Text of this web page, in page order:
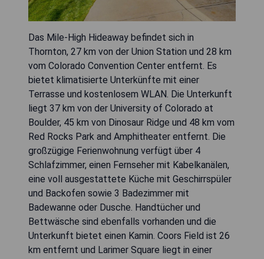
Das Mile-High Hideaway befindet sich in
Thornton, 27 km von der Union Station und 28 km
vom Colorado Convention Center entfernt. Es
bietet klimatisierte Unterkünfte mit einer
Terrasse und kostenlosem WLAN. Die Unterkunft
liegt 37 km von der University of Colorado at
Boulder, 45 km von Dinosaur Ridge und 48 km vom
Red Rocks Park and Amphitheater entfernt. Die
großzügige Ferienwohnung verfügt über 4
Schlafzimmer, einen Fernseher mit Kabelkanälen,
eine voll ausgestattete Küche mit Geschirrspüler
und Backofen sowie 3 Badezimmer mit
Badewanne oder Dusche. Handtücher und
Bettwäsche sind ebenfalls vorhanden und die
Unterkunft bietet einen Kamin. Coors Field ist 26
km entfernt und Larimer Square liegt in einer